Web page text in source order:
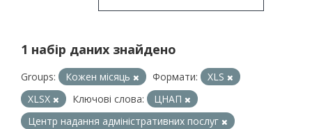
1 набір даних знайдено
Groups: Кожен місяць Формати:
XLS
XLSX
Ключові слова:
ЦНАП
Центр надання адміністративних послуг